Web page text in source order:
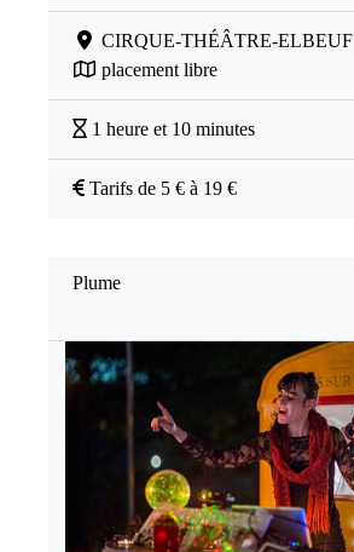
CIRQUE-THÉÂTRE-ELBEUF
placement libre
1 heure et 10 minutes
Tarifs de 5 € à 19 €
Plume